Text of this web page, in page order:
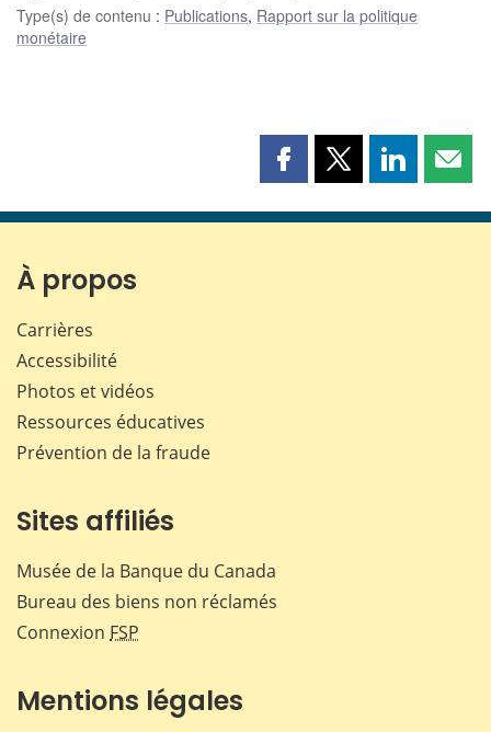
Type(s) de contenu : Publications, Rapport sur la politique
monétaire
Partager
page
Partager
page
Partager
page page
À propos
Carrières
Accessibilité
Photos et vidéos
Ressources éducatives
Prévention de la fraude
Sites affiliés
Musée de la Banque du Canada
Bureau des biens non réclamés
Connexion FSP
Mentions légales